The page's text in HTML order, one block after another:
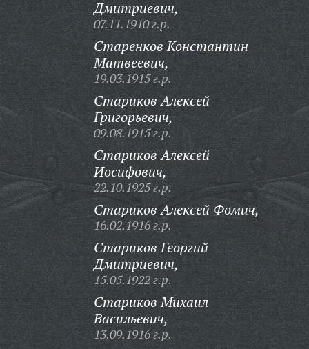
Дмитриевич,
07.11.1910 г.р.
Старенков Константин
Матвеевич,
19.03.1915 г.р.
Стариков Алексей
Григорьевич,
09.08.1915 г.р.
Стариков Алексей
Иосифович,
22.10.1925 г.р.
Стариков Алексей Фомич,
16.02.1916 г.р.
Стариков Георгий
Дмитриевич,
15.05.1922 г.р.
Стариков Михаил
Васильевич,
13.09.1916 г.р.